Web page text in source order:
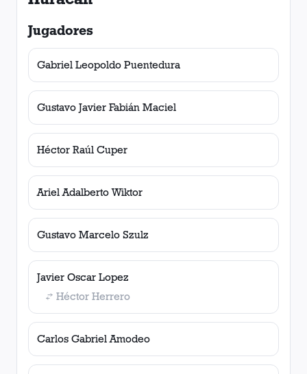
Jugadores
Gabriel Leopoldo Puentedura
Gustavo Javier Fabián Maciel
Héctor Raúl Cuper
Ariel Adalberto Wiktor
Gustavo Marcelo Szulz
Javier Oscar Lopez
Héctor Herrero
Carlos Gabriel Amodeo